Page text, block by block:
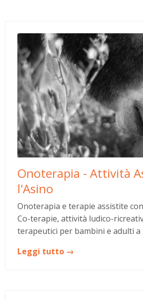
Onoterapia - Attività
l'Asino
Onoterapia e terapie assistite
Co-terapie, attività ludico-
terapeutici per bambini e adulti a
Leggi tutto →